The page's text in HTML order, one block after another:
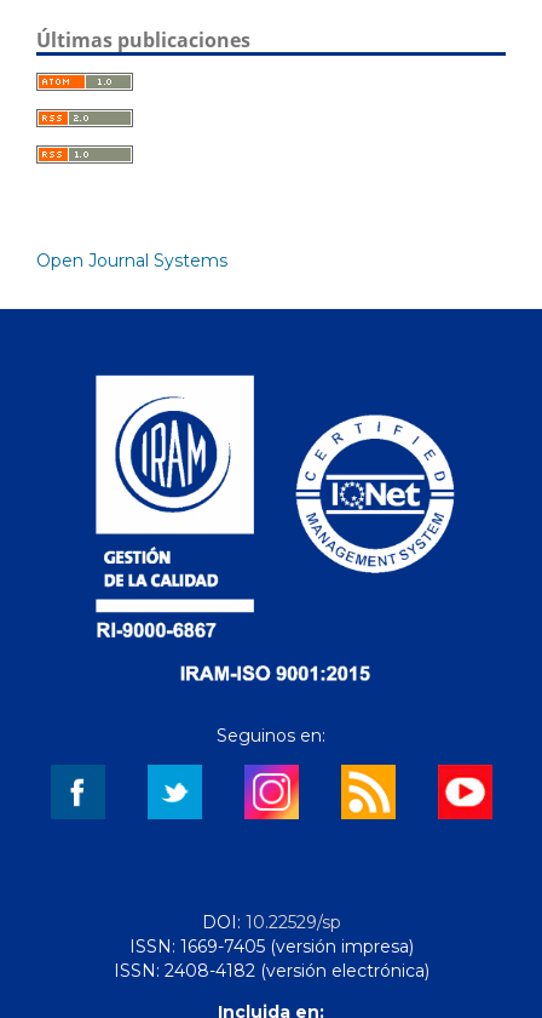
Últimas publicaciones
Open Journal Systems
Seguinos en:
DOI: 10.22529/sp
ISSN: 1669-7405 (versión impresa)
ISSN: 2408-4182 (versión electrónica)
Incluida en: